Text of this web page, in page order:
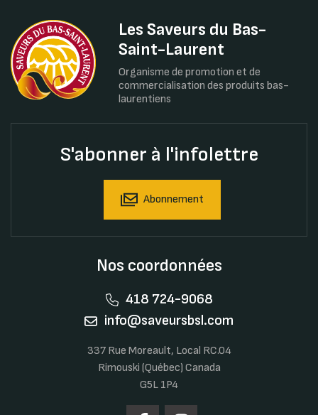
Les Saveurs du Bas-
Saint-Laurent
Organisme de promotion et de
commercialisation des produits bas-
laurentiens
S'abonner à l'infolettre
Abonnement
Nos coordonnées
418 724-9068
info@saveursbsl.com
337 Rue Moreault, Local RC.04
Rimouski (Québec) Canada
G5L 1P4